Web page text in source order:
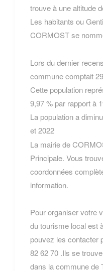
trouve à une altitude
Les habitants ou
CORMOST se
Lors du dernier
commune comptait
Cette population
9,97 % par rapport à
La population a
et 2022
La mairie de
Principale. Vous
coordonnées
information.
Pour organiser votre
du tourisme local est
pouvez les contacter
82 62 70 .Ils se
dans la commune de